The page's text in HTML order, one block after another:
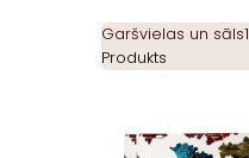
Garšvielas un sāls1
Produkts